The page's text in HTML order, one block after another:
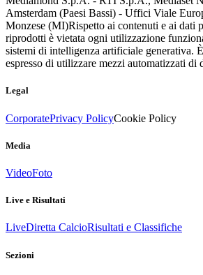
Amsterdam (Paesi Bassi) - Uffici Viale
Monzese (MI)Rispetto ai contenuti e ai dati
riprodotti è vietata ogni utilizzazione
sistemi di intelligenza artificiale generativa.
espresso di utilizzare mezzi automatizzati di
Legal
CorporatePrivacy PolicyCookie Policy
Media
VideoFoto
Live e Risultati
LiveDiretta CalcioRisultati e Classifiche
Sezioni